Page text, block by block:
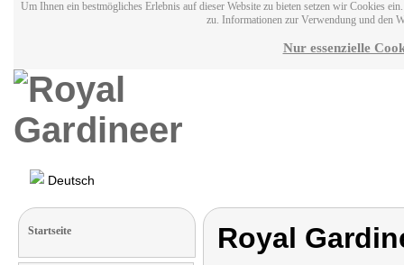
Um Ihnen ein bestmögliches Erlebnis auf dieser Website zu bieten setzen wir Cookies
zu. Informationen zur Verwendung und den
Nur essenzielle
Deutsch
Startseite Royal